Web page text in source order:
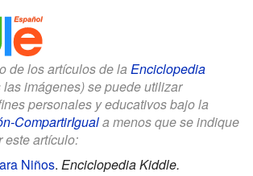
de los artículos de la Enciclopedia
imágenes) se puede utilizar
personales y educativos bajo la
CompartirIguala menos que se indique
este artículo:
Niños. Enciclopedia Kiddle.